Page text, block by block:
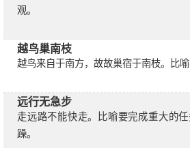
观。
越鸟巢南枝
越鸟来自于南方，故故巢宿于南枝。比喻
远行无急步
走远路不能快走。比喻要完成重大的
躁。